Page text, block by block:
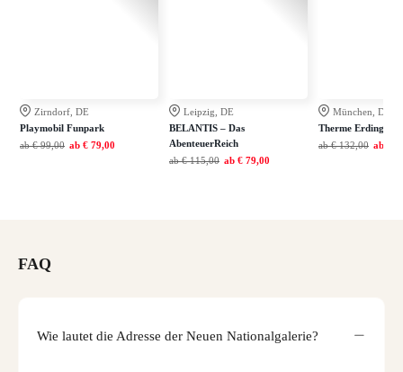
Zirndorf, DE
Playmobil Funpark
ab € 99,00 ab € 79,00
Leipzig, DE
BELANTIS – Das
AbenteuerReich
ab € 115,00 ab € 79,00
München, DE
Therme Erding
ab € 132,00 ab
FAQ
Wie lautet die Adresse der Neuen Nationalgalerie?